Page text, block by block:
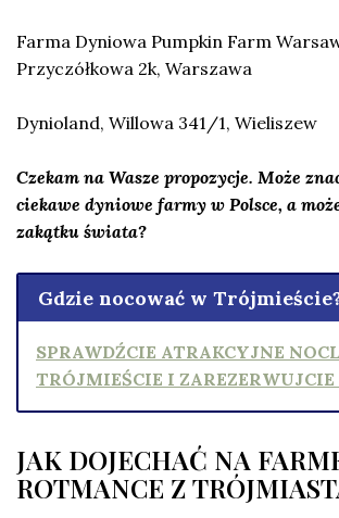
Farma Dyniowa Pumpkin Farm
Przyczółkowa 2k, Warszawa
Dynioland, Willowa 341/1, Wieliszew
Czekam na Wasze propozycje. Może
ciekawe dyniowe farmy w Polsce, a
zakątku świata?
Gdzie nocować w
SPRAWDŹCIE ATRAKCYJNE
TRÓJMIEŚCIE I
JAK DOJECHAĆ NA
ROTMANCE Z